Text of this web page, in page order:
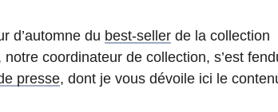
d’automne du best-sellerde la collection
notre coordinateur de collection, s’est
presse, dont je vous dévoile ici le